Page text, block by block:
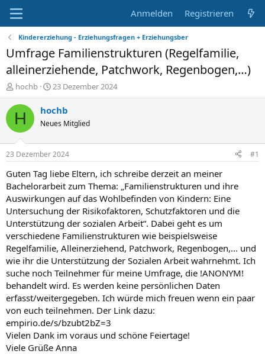
Anmelden Registrieren
Kindererziehung - Erziehungsfragen + Erziehungsber
Umfrage Familienstrukturen (Regelfamilie,
alleinerziehende, Patchwork, Regenbogen,…)
E
r
s
t
e
r
hochb
E
r
s
e
l
t
a
23 Dezember 2024
H hochb
Neues Mitglied
23 Dezember 2024 #1
Guten Tag liebe Eltern, ich schreibe derzeit an meiner
Bachelorarbeit zum Thema: „Familienstrukturen und ihre
Auswirkungen auf das Wohlbefinden von Kindern: Eine
Untersuchung der Risikofaktoren, Schutzfaktoren und die
Unterstützung der sozialen Arbeit“. Dabei geht es um
verschiedene Familienstrukturen wie beispielsweise
Regelfamilie, Alleinerziehend, Patchwork, Regenbogen,… und
wie ihr die Unterstützung der Sozialen Arbeit wahrnehmt. Ich
suche noch Teilnehmer für meine Umfrage, die !ANONYM!
behandelt wird. Es werden keine persönlichen Daten
erfasst/weitergegeben. Ich würde mich freuen wenn ein paar
von euch teilnehmen. Der Link dazu:
empirio.de/s/bzubt2bZ=3
Vielen Dank im voraus und schöne Feiertage!
Viele Grüße Anna